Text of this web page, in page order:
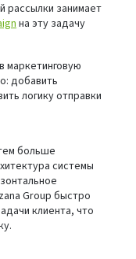
рассылки занимает
на эту задачу
маркетинговую
добавить
логику отправки
больше
системы
Group быстро
клиента, что